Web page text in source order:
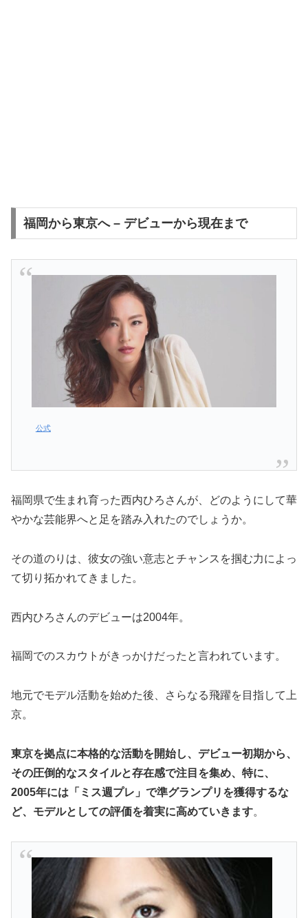
福岡から東京へ – デビューから現在まで
公式
福岡県で生まれ育った西内ひろさんが、どのようにして華
やかな芸能界へと足を踏み入れたのでしょうか。
その道のりは、彼女の強い意志とチャンスを掴む力によっ
て切り拓かれてきました。
西内ひろさんのデビューは2004年。
福岡でのスカウトがきっかけだったと言われています。
地元でモデル活動を始めた後、さらなる飛躍を目指して上
京。
東京を拠点に本格的な活動を開始し、デビュー初期から、
その圧倒的なスタイルと存在感で注目を集め、特に、
2005年には「ミス週プレ」で準グランプリを獲得するな
ど、モデルとしての評価を着実に高めていきます。